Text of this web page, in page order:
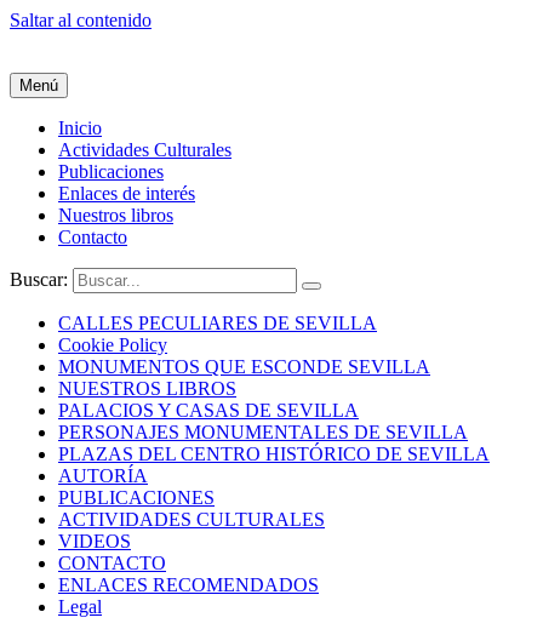
Saltar al contenido
Menú
Inicio
Actividades Culturales
Publicaciones
Enlaces de interés
Nuestros libros
Contacto
Buscar:
CALLES PECULIARES DE SEVILLA
Cookie Policy
MONUMENTOS QUE ESCONDE SEVILLA
NUESTROS LIBROS
PALACIOS Y CASAS DE SEVILLA
PERSONAJES MONUMENTALES DE SEVILLA
PLAZAS DEL CENTRO HISTÓRICO DE SEVILLA
AUTORÍA
PUBLICACIONES
ACTIVIDADES CULTURALES
VIDEOS
CONTACTO
ENLACES RECOMENDADOS
Legal